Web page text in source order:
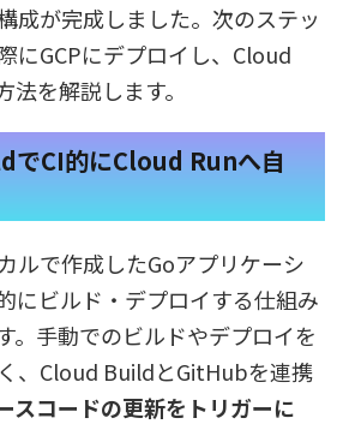
成が完成しました。次のステッ
にGCPにデプロイし、Cloud
を解説します。
CI的にCloud Runへ自
ルで作成したGoアプリケーシ
にビルド・デプロイする仕組み
。手動でのビルドやデプロイを
、Cloud BuildとGitHubを連携
スコードの更新をトリガーに